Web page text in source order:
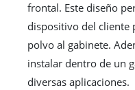
frontal. Este diseño
dispositivo del cliente
polvo al gabinete.
instalar dentro de un
diversas aplicaciones.